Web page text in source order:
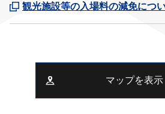
観光施設等の入場料の減免につ
マップを表示